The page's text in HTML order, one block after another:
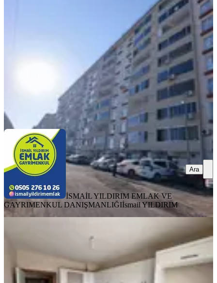
Dulkadiroğlu, Doğu Kent Mahallesi
·23.07.2026
3.300.000 ₺
İSMAİL YILDIRIM EMLAK VE GAYRIMENKUL
DANIŞMANLIĞIİsmail YILDIRIM
Ara
İSMAİL YILDIRIM EMLAK VE
GAYRIMENKUL DANIŞMANLIĞIİsmail YILDIRIM
Ara
Yıldız Evler'de C-1 Ön Blok
Manzaralı
Dulkadiroğlu, Doğu Kent Mahallesi